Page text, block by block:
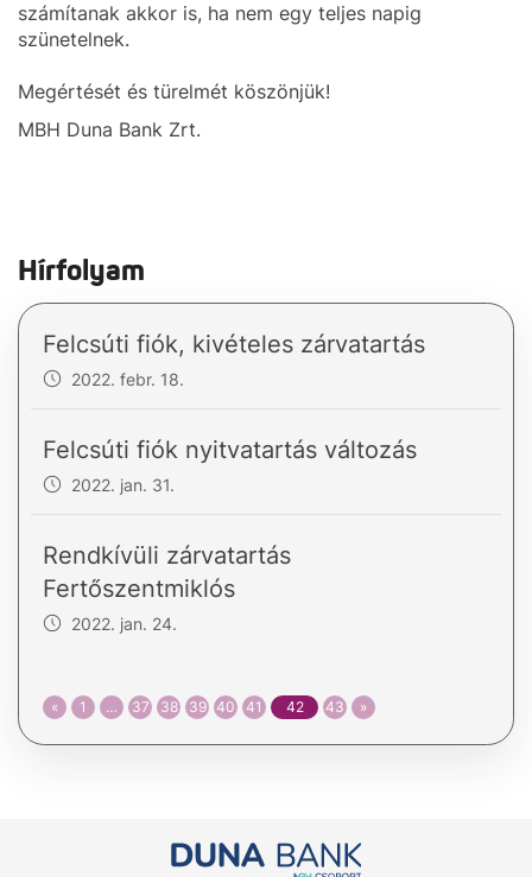
számítanak akkor is, ha nem egy teljes napig
szünetelnek.
Megértését és türelmét köszönjük!
MBH Duna Bank Zrt.
Hírfolyam
Felcsúti fiók, kivételes zárvatartás
2022. febr. 18.
Felcsúti fiók nyitvatartás változás
2022. jan. 31.
Rendkívüli zárvatartás
Fertőszentmiklós
2022. jan. 24.
« 1 … 37 38 39 40 41 42 43 »